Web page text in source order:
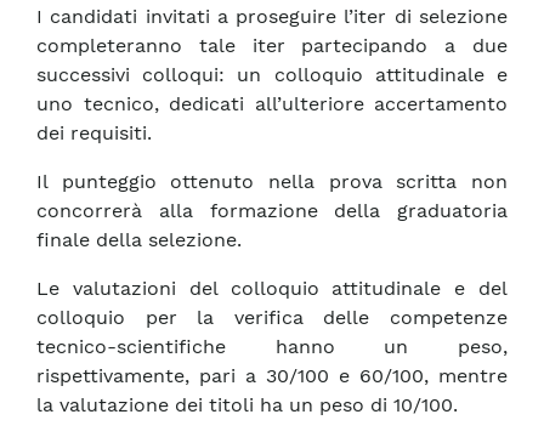
I candidati invitati a proseguire l’iter di selezione
completeranno tale iter partecipando a due
successivi colloqui: un colloquio attitudinale e
uno tecnico, dedicati all’ulteriore accertamento
dei requisiti.
Il punteggio ottenuto nella prova scritta non
concorrerà alla formazione della graduatoria
finale della selezione.
Le valutazioni del colloquio attitudinale e del
colloquio per la verifica delle competenze
tecnico-scientifiche hanno un peso,
rispettivamente, pari a 30/100 e 60/100, mentre
la valutazione dei titoli ha un peso di 10/100.